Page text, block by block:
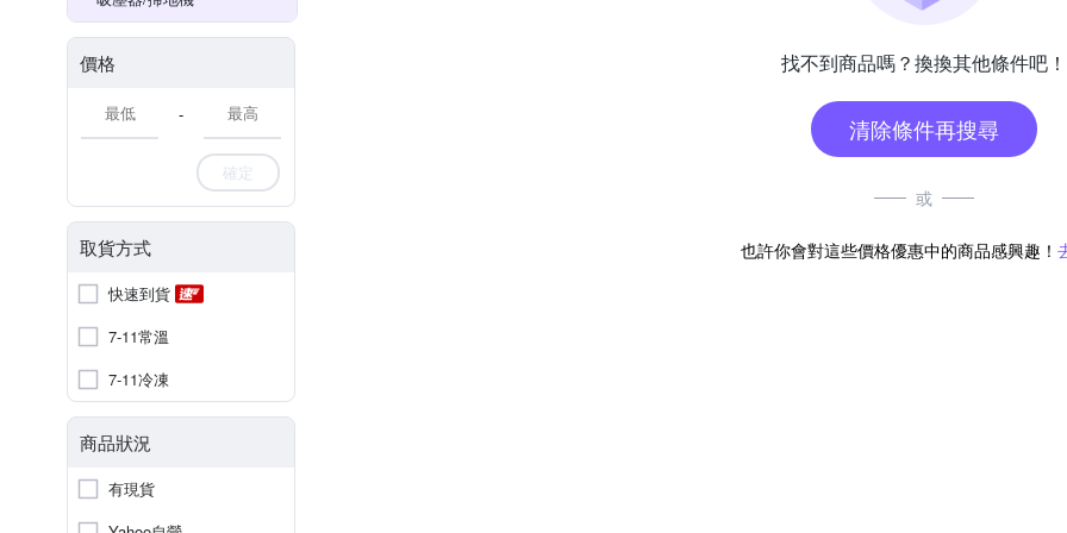
價格
-
確定
取貨方式
快速到貨
7-11常溫
7-11冷凍
商品狀況
有現貨
找不到商品嗎？換換其他條件吧！
清除條件再搜尋
或
也許你會對這些價格優惠中的商品感興趣！